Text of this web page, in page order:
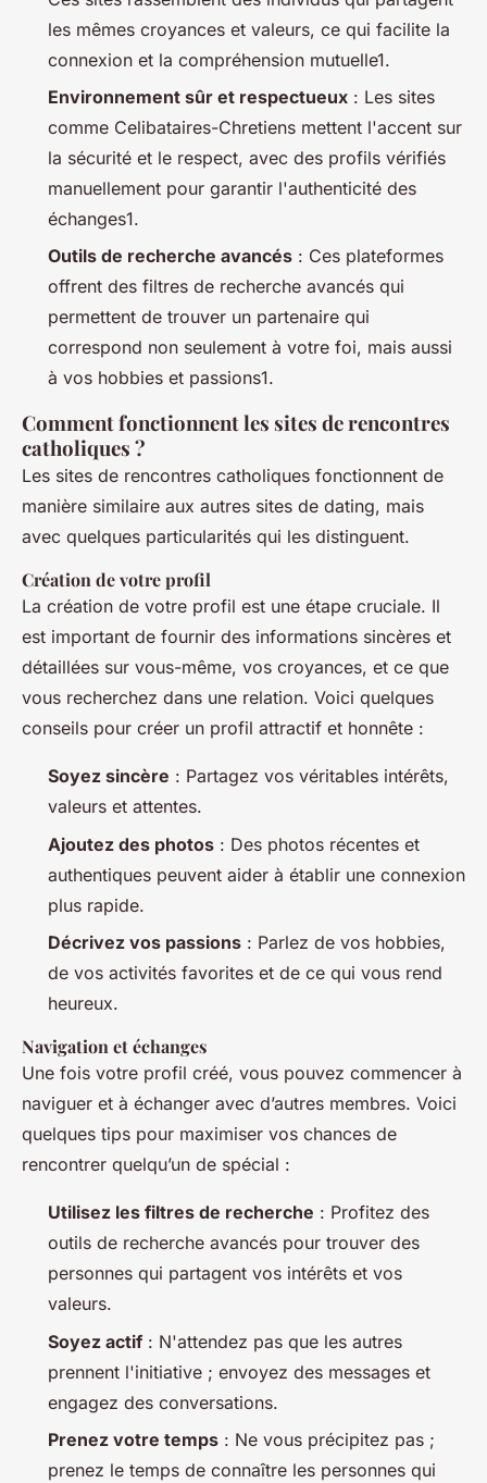
les mêmes croyances et valeurs, ce qui facilite la
connexion et la compréhension mutuelle1.
Environnement sûr et respectueux : Les sites
comme Celibataires-Chretiens mettent l'accent sur
la sécurité et le respect, avec des profils vérifiés
manuellement pour garantir l'authenticité des
échanges1.
Outils de recherche avancés : Ces plateformes
offrent des filtres de recherche avancés qui
permettent de trouver un partenaire qui
correspond non seulement à votre foi, mais aussi
à vos hobbies et passions1.
Comment fonctionnent les sites de rencontres
catholiques ?
Les sites de rencontres catholiques fonctionnent de
manière similaire aux autres sites de dating, mais
avec quelques particularités qui les distinguent.
Création de votre profil
La création de votre profil est une étape cruciale. Il
est important de fournir des informations sincères et
détaillées sur vous-même, vos croyances, et ce que
vous recherchez dans une relation. Voici quelques
conseils pour créer un profil attractif et honnête :
Soyez sincère : Partagez vos véritables intérêts,
valeurs et attentes.
Ajoutez des photos : Des photos récentes et
authentiques peuvent aider à établir une connexion
plus rapide.
Décrivez vos passions : Parlez de vos hobbies,
de vos activités favorites et de ce qui vous rend
heureux.
Navigation et échanges
Une fois votre profil créé, vous pouvez commencer à
naviguer et à échanger avec d’autres membres. Voici
quelques tips pour maximiser vos chances de
rencontrer quelqu’un de spécial :
Utilisez les filtres de recherche : Profitez des
outils de recherche avancés pour trouver des
personnes qui partagent vos intérêts et vos
valeurs.
Soyez actif : N'attendez pas que les autres
prennent l'initiative ; envoyez des messages et
engagez des conversations.
Prenez votre temps : Ne vous précipitez pas ;
prenez le temps de connaître les personnes qui